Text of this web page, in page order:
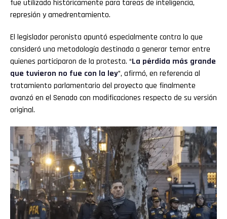
fue utilizado históricamente para tareas de inteligencia,
represión y amedrentamiento.
El legislador peronista apuntó especialmente contra lo que
consideró una metodología destinada a generar temor entre
quienes participaron de la protesta. “La pérdida más grande
que tuvieron no fue con la ley”, afirmó, en referencia al
tratamiento parlamentario del proyecto que finalmente
avanzó en el Senado con modificaciones respecto de su versión
original.